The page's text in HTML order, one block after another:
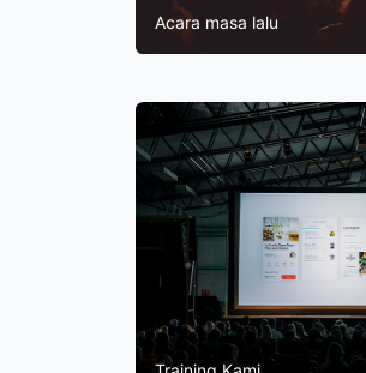
Acara masa lalu